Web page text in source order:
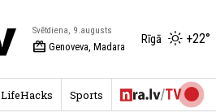
Svētdiena, 9.augusts
redeem Genoveva, Madara
Rīgā +22°
LifeHacks Sports